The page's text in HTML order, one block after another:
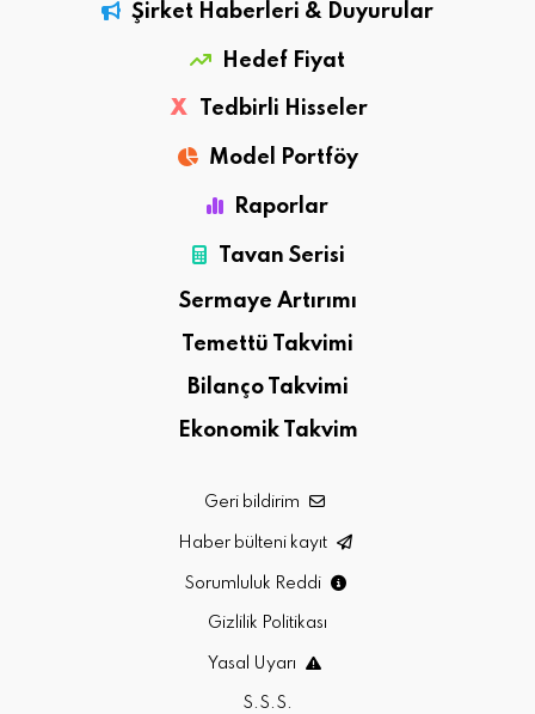
Şirket Haberleri & Duyurular
Hedef Fiyat
X Tedbirli Hisseler
Model Portföy
Raporlar
Tavan Serisi
Sermaye Artırımı
Temettü Takvimi
Bilanço Takvimi
Ekonomik Takvim
Geri bildirim
Haber bülteni kayıt
Sorumluluk Reddi
Gizlilik Politikası
Yasal Uyarı
S.S.S.